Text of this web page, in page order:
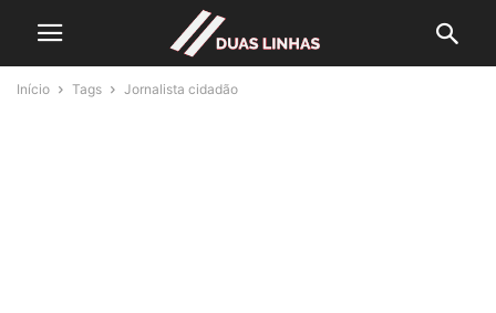
Início Tags Jornalista cidadão